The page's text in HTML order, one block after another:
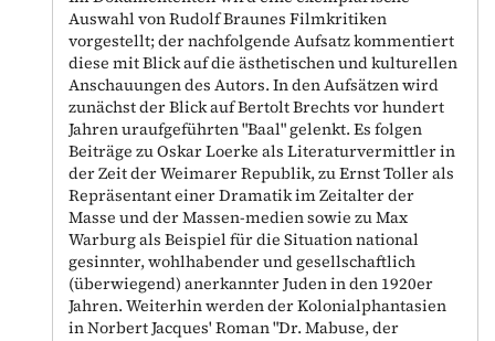
Auswahl von Rudolf Braunes Filmkritiken
vorgestellt; der nachfolgende Aufsatz kommentiert
diese mit Blick auf die ästhetischen und kulturellen
Anschauungen des Autors. In den Aufsätzen wird
zunächst der Blick auf Bertolt Brechts vor hundert
Jahren uraufgeführten "Baal" gelenkt. Es folgen
Beiträge zu Oskar Loerke als Literaturvermittler in
der Zeit der Weimarer Republik, zu Ernst Toller als
Repräsentant einer Dramatik im Zeitalter der
Masse und der Massen-medien sowie zu Max
Warburg als Beispiel für die Situation national
gesinnter, wohlhabender und gesellschaftlich
(überwiegend) anerkannter Juden in den 1920er
Jahren. Weiterhin werden der Kolonialphantasien
in Norbert Jacques' Roman "Dr. Mabuse, der